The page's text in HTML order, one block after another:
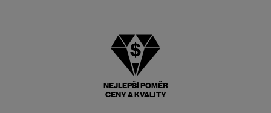
NEJLEPŠÍ POMĚR
CENY A KVALITY